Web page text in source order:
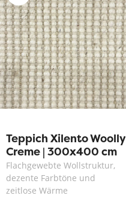
Teppich Xilento Woolly
Creme | 300x400 cm
Flachgewebte Wollstruktur,
dezente Farbtöne und
zeitlose Wärme